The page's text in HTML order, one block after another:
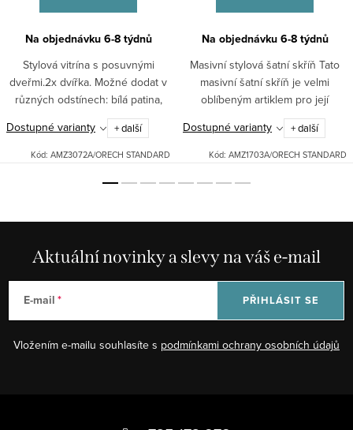
Na objednávku 6-8 týdnů
Stylová vitrína s posuvnými
dveřmi.2x dvířka. Možné dodat v
různých odstínech: bílá patina,
černá patina, ořech.Pro jiná
barevná provedení nás neváhejte
kontaktovat.Zboží je...
Dostupné varianty + další
Kód: AMZ3072A/ORECH STANDARD
Na objednávku 6-8 týdnů
Masivní stylová šatní skříň Tato
masivní šatní skříň je velmi
oblíbeným artiklem pro její
klasický design, úsporu místa a
snadné otevírání. Poskytuje
kvalitu, účelnost i...
Dostupné varianty + další
Kód: AMZ1703A/ORECH STANDARD
Aktuální novinky a slevy na váš e-mail
E-mail
Vložením e-mailu souhlasíte s podmínkami ochrany osobních údajů
PŘIHLÁSIT SE